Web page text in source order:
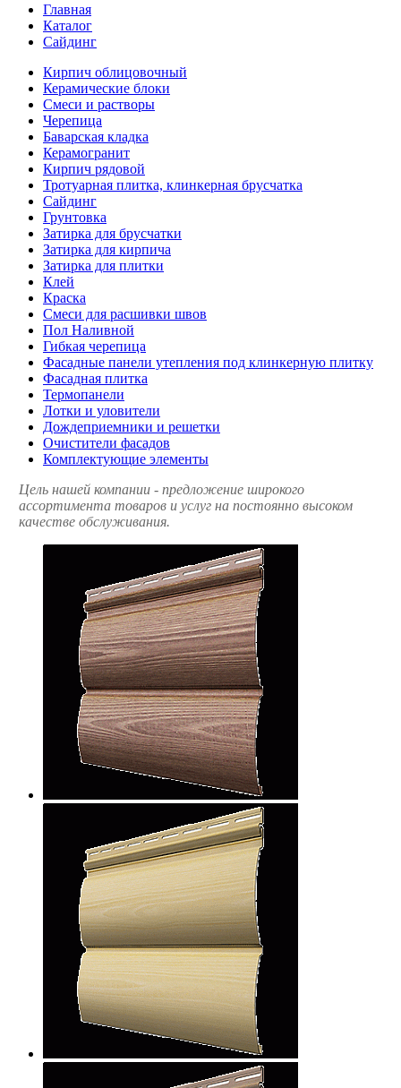
Главная
Каталог
Сайдинг
Кирпич облицовочный
Керамические блоки
Смеси и растворы
Черепица
Баварская кладка
Керамогранит
Кирпич рядовой
Тротуарная плитка, клинкерная брусчатка
Сайдинг
Грунтовка
Затирка для брусчатки
Затирка для кирпича
Затирка для плитки
Клей
Краска
Смеси для расшивки швов
Пол Наливной
Гибкая черепица
Фасадные панели утепления под клинкерную плитку
Фасадная плитка
Термопанели
Лотки и уловители
Дождеприемники и решетки
Очистители фасадов
Комплектующие элементы
Цель нашей компании - предложение широкого
ассортимента товаров и услуг на постоянно высоком
качестве обслуживания.